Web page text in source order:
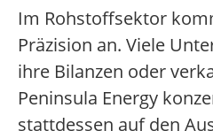
Im Rohstoffsektor
Präzision an. Viele
ihre Bilanzen oder
Peninsula Energy
stattdessen auf den